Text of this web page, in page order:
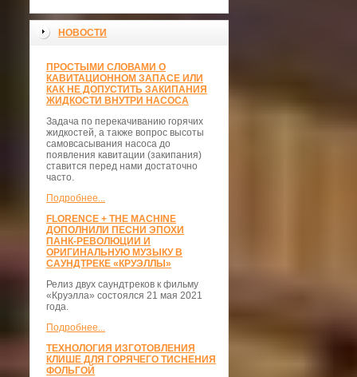
НОВОСТИ
ПРОСТЫМИ СЛОВАМИ О
КАВИТАЦИОННОМ ЗАПАСЕ ИЛИ
КАК НЕ ДОПУСТИТЬ ЗАКИПАНИЯ
ЖИДКОСТИ ВНУТРИ НАСОСА
Задача по перекачиванию горячих
жидкостей, а также вопрос высоты
самовсасывания насоса до
появления кавитации (закипания)
ставится перед нами достаточно
часто.
Подробнее...
FLORENCE + THE MACHINE
ДОПОЛНИЛИ ПЕСНИ ЭПОХИ
ПАНК-РЕВОЛЮЦИИ И
ОРИГИНАЛЬНУЮ МУЗЫКУ В
САУНДТРЕКЕ «КРУЭЛЛЫ»
Релиз двух саундтреков к фильму
«Круэлла» состоялся 21 мая 2021
года.
Подробнее...
ТЕХНОЛОГИЯ ИЗГОТОВЛЕНИЯ
КЛИШЕ ДЛЯ ГОРЯЧЕГО ТИСНЕНИЯ
ФОЛЬГОЙ